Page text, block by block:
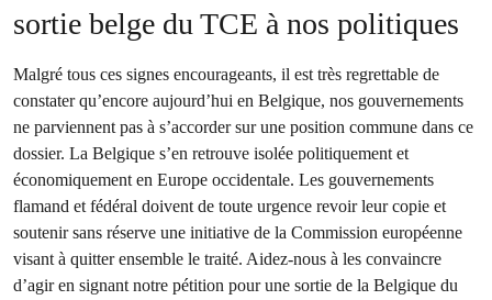
sortie belge du TCE à nos politiques
Malgré tous ces signes encourageants, il est très regrettable de
constater qu’encore aujourd’hui en Belgique, nos gouvernements
ne parviennent pas à s’accorder sur une position commune dans ce
dossier. La Belgique s’en retrouve isolée politiquement et
économiquement en Europe occidentale. Les gouvernements
flamand et fédéral doivent de toute urgence revoir leur copie et
soutenir sans réserve une initiative de la Commission européenne
visant à quitter ensemble le traité. Aidez-nous à les convaincre
d’agir en signant notre pétition pour une sortie de la Belgique du